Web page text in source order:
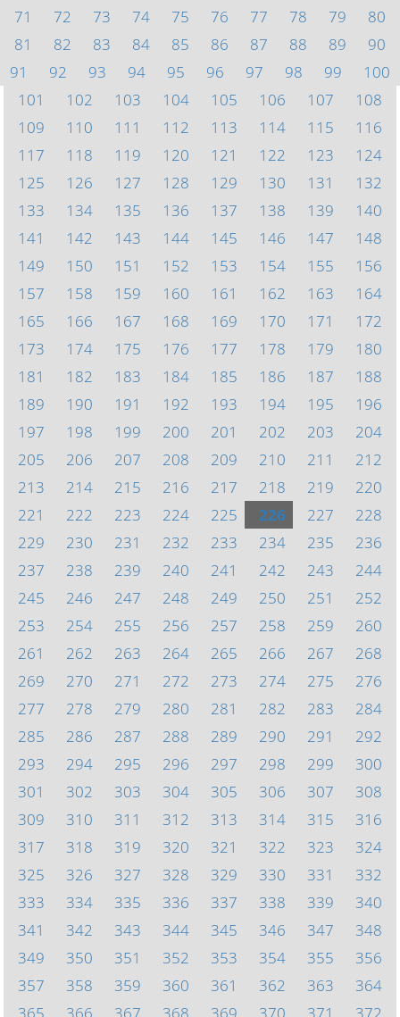
71
72 73 74 75 76 77 78 79
80
81
82 83 84 85 86 87 88 89
90
91
92 93 94 95 96 97 98 99
100
101
102 103 104 105 106 107
108
109
110 111 112 113 114 115
116
117
118 119 120 121 122 123
124
125
126 127 128 129 130 131
132
133
134 135 136 137 138 139
140
141
142 143 144 145 146 147
148
149
150 151 152 153 154 155
156
157
158 159 160 161 162 163
164
165
166 167 168 169 170 171
172
173
174 175 176 177 178 179
180
181
182 183 184 185 186 187
188
189
190 191 192 193 194 195
196
197
198 199 200 201 202 203
204
205
206 207 208 209 210 211
212
213
214 215 216 217 218 219
220
221
222 223 224 225 226 227
228
229
230 231 232 233 234 235
236
237
238 239 240 241 242 243
244
245
246 247 248 249 250 251
252
253
254 255 256 257 258 259
260
261
262 263 264 265 266 267
268
269
270 271 272 273 274 275
276
277
278 279 280 281 282 283
284
285
286 287 288 289 290 291
292
293
294 295 296 297 298 299
300
301
302 303 304 305 306 307
308
309
310 311 312 313 314 315
316
317
318 319 320 321 322 323
324
325
326 327 328 329 330 331
332
333
334 335 336 337 338 339
340
341
342 343 344 345 346 347
348
349
350 351 352 353 354 355
356
357
358 359 360 361 362 363
364